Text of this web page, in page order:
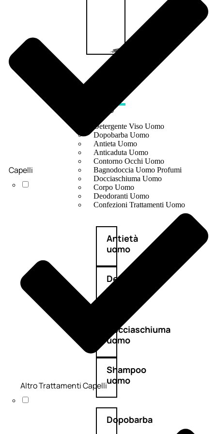
UOMO
Detergente Viso Uomo
Dopobarba Uomo
Antieta Uomo
Anticaduta Uomo
Contorno Occhi Uomo
Bagnodoccia Uomo Profumi
Docciaschiuma Uomo
Corpo Uomo
Deodoranti Uomo
Confezioni Trattamenti Uomo
Antietà
uomo
Detergente
viso
Docciaschiuma
uomo
Shampoo
uomo
Dopobarba
Capelli
Altro Trattamenti Capelli